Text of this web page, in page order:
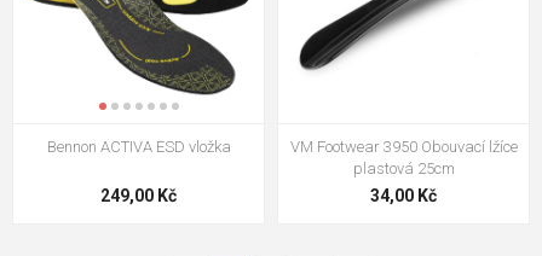
VM Footwear 3009 Vkládací stélka
124,00 Kč
VM Footwear 3102 Tkaničky
ploché
18,70 Kč